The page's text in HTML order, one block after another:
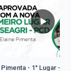
Pimenta - 1° Lugar -